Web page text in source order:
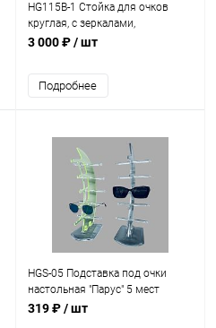
HG115B-1 Стойка для очков
круглая, с зеркалами,
вместимость 36 шт.
3 000 ₽/ шт
Подробнее
HGS-05 Подставка под очки
настольная "Парус" 5 мест
319 ₽/ шт